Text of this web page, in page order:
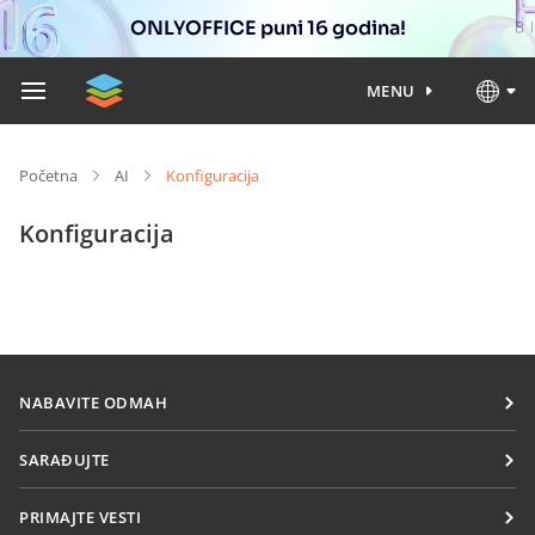
ONLYOFFICE puni 16 godina!
MENU
Početna AI Konfiguracija
Konfiguracija
NABAVITE ODMAH
Workspace
SARAĐUJTE
PRIMAJTE VESTI